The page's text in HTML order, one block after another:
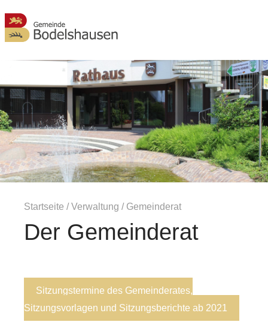
Startseite /Verwaltung / Gemeinderat
Der Gemeinderat
Sitzungstermine des Gemeinderates,
Sitzungsvorlagen und Sitzungsberichte ab 2021